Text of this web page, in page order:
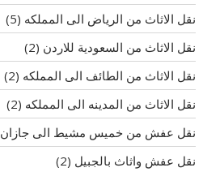
نقل الاثاث من الرياض الى المملكه (5)
نقل الاثاث من السعودية للاردن (2)
نقل الاثاث من الطائف الى المملكه (2)
نقل الاثاث من المدينه الى المملكه (2)
نقل عفش من خميس مشيط الى جازان
نقل عفش واثاث بالجبيل (2)